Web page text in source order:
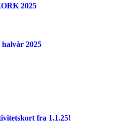
2025
2025
fra 1.1.25!